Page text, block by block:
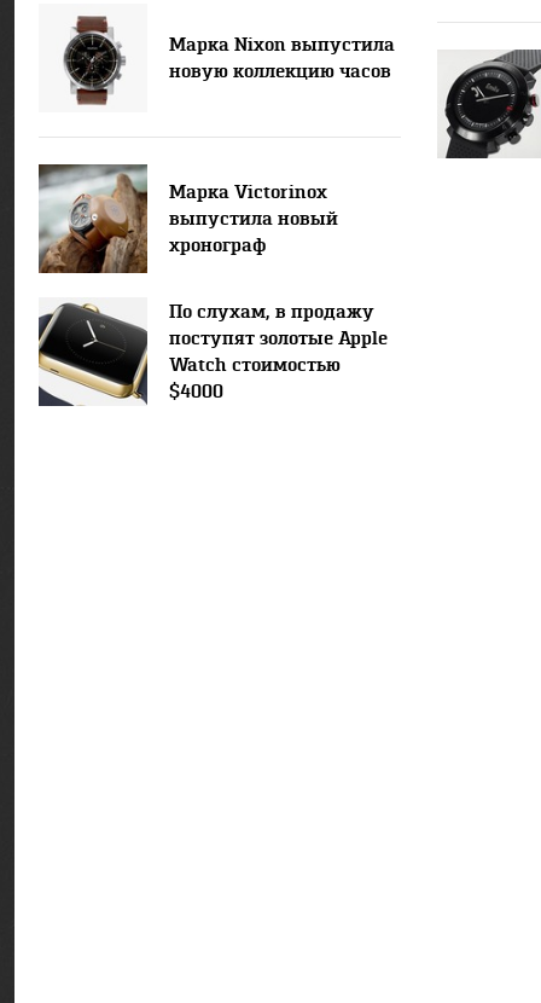
Марка Nixon выпустила
новую коллекцию часов
Марка Victorinox
выпустила новый
хронограф
По слухам, в продажу
поступят золотые Apple
Watch стоимостью
$4000